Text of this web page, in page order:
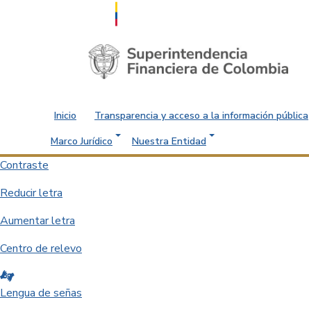
Saltar al contenido principal
Inicio Transparencia y acceso a la información pública
Marco Jurídico
Nuestra Entidad
Contraste
Reducir letra
Aumentar letra
Centro de relevo
Lengua de señas